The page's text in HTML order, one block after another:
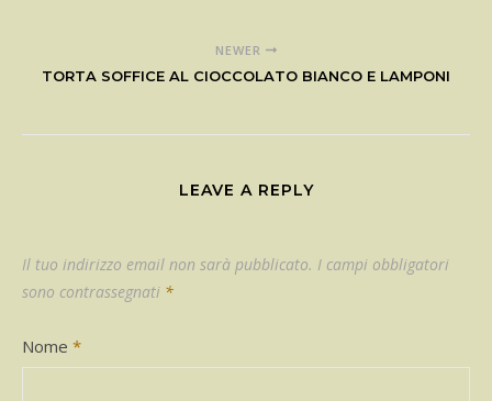
NEWER
TORTA SOFFICE AL CIOCCOLATO BIANCO E LAMPONI
LEAVE A REPLY
Il tuo indirizzo email non sarà pubblicato. I campi obbligatori
sono contrassegnati *
Nome *